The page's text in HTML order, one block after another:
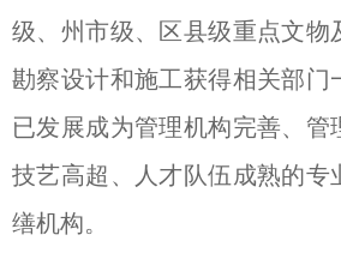
级、州市级、区县级重点文物
勘察设计和施工获得相关部门
已发展成为管理机构完善、管
技艺高超、人才队伍成熟的专
缮机构。